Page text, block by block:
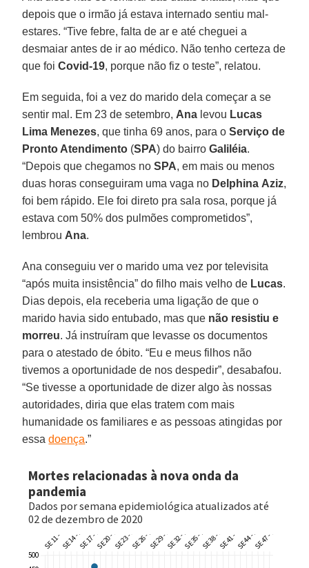
depois que o irmão já estava internado sentiu mal-
estares. “Tive febre, falta de ar e até cheguei a
desmaiar antes de ir ao médico. Não tenho certeza de
que foi Covid-19, porque não fiz o teste”, relatou.
Em seguida, foi a vez do marido dela começar a se
sentir mal. Em 23 de setembro, Ana levou Lucas
Lima Menezes, que tinha 69 anos, para oServiço de
Pronto Atendimento (SPA) do bairroGaliléia.
“Depois que chegamos noSPA, em mais ou menos
duas horas conseguiram uma vaga no Delphina Aziz,
foi bem rápido. Ele foi direto pra sala rosa, porque já
estava com 50% dos pulmões comprometidos”,
lembrou Ana.
Ana conseguiu ver o marido uma vez por televisita
“após muita insistência” do filho mais velho de Lucas.
Dias depois, ela receberia uma ligação de que o
marido havia sido entubado, mas que não resistiu e
morreu. Já instruíram que levasse os documentos
para o atestado de óbito. “Eu e meus filhos não
tivemos a oportunidade de nos despedir”, desabafou.
“Se tivesse a oportunidade de dizer algo às nossas
autoridades, diria que elas tratem com mais
humanidade os familiares e as pessoas atingidas por
essadoença.”